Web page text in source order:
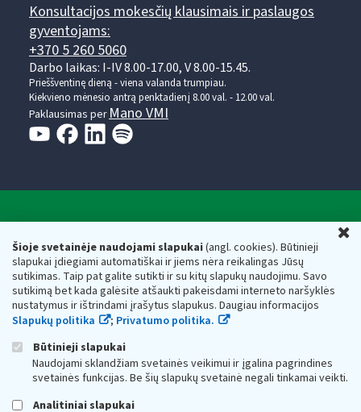
Šioje svetainėje naudojami slapukai(angl. cookies). Būtinieji
slapukai įdiegiami automatiškai ir jiems nėra reikalingas Jūsų
sutikimas. Taip pat galite sutikti ir su kitų slapukų naudojimu. Savo
sutikimą bet kada galėsite atšaukti pakeisdami interneto naršyklės
nustatymus ir ištrindami įrašytus slapukus. Daugiau informacijos
Slapukų politika
; Privatumo politika.
Būtinieji slapukai
Naudojami sklandžiam svetainės veikimui ir įgalina pagrindines
svetainės funkcijas. Be šių slapukų svetainė negali tinkamai veikti.
Analitiniai slapukai
Konsultacijos mokesčių klausimais ir paslaugos
gyventojams:
+370 5 260 5060
Darbo laikas: I-IV 8.00-17.00, V 8.00-15.45.
Prieššventinę dieną - viena valanda trumpiau.
Kiekvieno mėnesio antrą penktadienį 8.00 val. - 12.00 val.
Paklausimas per Mano VMI
Respublikos finansų ministerijos
Biudžetinė įstaiga. Juridinio asmens kodas — 188659752,
adresas: Vasario 16-osios g. 14, 01107 Vilnius, Lietuva, el.paštas:
vmi@vmi.lt, E. pristatymo dėžutės adresas 188659752
Duomenys apie Valstybinę mokesčių inspekciją prie Lietuvos
Respublikos finansų ministerijos kaupiami ir saugomi Juridinių